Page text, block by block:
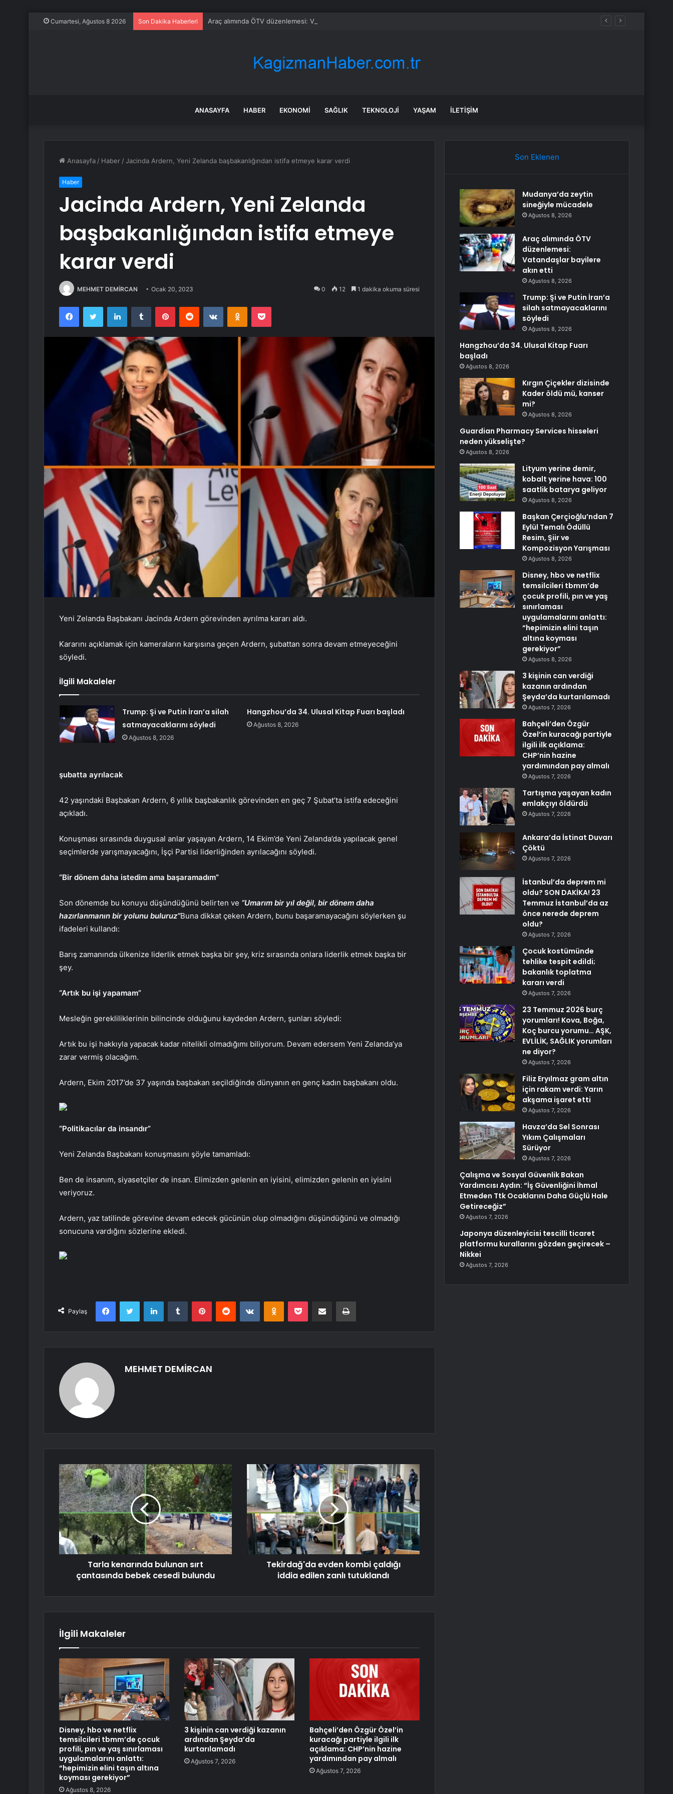
Cumartesi, Ağustos 8 2026 Son Dakika Haberleri Araç alımında ÖTV düzenlemesi: Vatandaşlar bayilere akın etti
ANASAYFA HABER EKONOMI SAĞLIK TEKNOLOJI YAŞAM İLETIŞIM
Anasayfa / Haber /Jacinda Ardern, Yeni Zelanda başbakanlığından istifa etmeye karar verdi
Haber
Jacinda Ardern, Yeni Zelanda
başbakanlığından istifa etmeye
karar verdi
MEHMET DEMİRCAN Ocak 20, 2023 0 12 1 dakika okuma süresi
FacebookTwitter LinkedInTumblr PinterestReddit VKontakteOdnoklassniki
Pocket
Yeni Zelanda Başbakanı Jacinda Ardern görevinden ayrılma kararı aldı.
Kararını açıklamak için kameraların karşısına geçen Ardern, şubattan sonra devam etmeyeceğini
söyledi.
İlgili Makaleler
Trump: Şi ve Putin İran’a silah
satmayacaklarını söyledi
Ağustos 8, 2026
Hangzhou’da 34. Ulusal Kitap Fuarı başladı
Ağustos 8, 2026
şubatta ayrılacak
42 yaşındaki Başbakan Ardern, 6 yıllık başbakanlık görevinden en geç 7 Şubat’ta istifa edeceğini
açıkladı.
Konuşması sırasında duygusal anlar yaşayan Ardern, 14 Ekim’de Yeni Zelanda’da yapılacak genel
seçimlerde yarışmayacağını, İşçi Partisi liderliğinden ayrılacağını söyledi.
“Bir dönem daha istedim ama başaramadım”
Son dönemde bu konuyu düşündüğünü belirten ve “Umarım bir yıl değil, bir dönem daha
hazırlanmanın bir yolunu buluruz”Buna dikkat çeken Ardern, bunu başaramayacağını söylerken şu
ifadeleri kullandı:
Barış zamanında ülkenize liderlik etmek başka bir şey, kriz sırasında onlara liderlik etmek başka bir
şey.
“Artık bu işi yapamam”
Mesleğin gerekliliklerinin bilincinde olduğunu kaydeden Ardern, şunları söyledi:
Artık bu işi hakkıyla yapacak kadar nitelikli olmadığımı biliyorum. Devam edersem Yeni Zelanda’ya
zarar vermiş olacağım.
Ardern, Ekim 2017’de 37 yaşında başbakan seçildiğinde dünyanın en genç kadın başbakanı oldu.
“Politikacılar da insandır”
Yeni Zelanda Başbakanı konuşmasını şöyle tamamladı:
Ben de insanım, siyasetçiler de insan. Elimizden gelenin en iyisini, elimizden gelenin en iyisini
veriyoruz.
Ardern, yaz tatilinde görevine devam edecek gücünün olup olmadığını düşündüğünü ve olmadığı
sonucuna vardığını sözlerine ekledi.
Paylaş
FacebookTwitter LinkedInTumblr PinterestReddit VKontakteOdnoklassniki
Pocket E-Posta ile paylaş Yazdır
MEHMET DEMİRCAN
Tarla kenarında bulunan sırt
çantasında bebek cesedi bulundu
Tekirdağ'da evden kombi çaldığı
iddia edilen zanlı tutuklandı
İlgili Makaleler
Disney, hbo ve netflix
temsilcileri tbmm’de çocuk
profili, pın ve yaş sınırlaması
uygulamalarını anlattı:
“hepimizin elini taşın altına
koyması gerekiyor”
Ağustos 8, 2026
3 kişinin can verdiği kazanın
ardından Şeyda’da
kurtarılamadı
Ağustos 7, 2026
Bahçeli’den Özgür Özel’in
kuracağı partiyle ilgili ilk
açıklama: CHP’nin hazine
yardımından pay almalı
Ağustos 7, 2026
Son Eklenen
Mudanya’da zeytin
sineğiyle mücadele
Ağustos 8, 2026
Araç alımında ÖTV
düzenlemesi:
Vatandaşlar bayilere
akın etti
Ağustos 8, 2026
Trump: Şi ve Putin İran’a
silah satmayacaklarını
söyledi
Ağustos 8, 2026
Hangzhou’da 34. Ulusal Kitap Fuarı
başladı
Ağustos 8, 2026
Kırgın Çiçekler dizisinde
Kader öldü mü, kanser
mi?
Ağustos 8, 2026
Guardian Pharmacy Services hisseleri
neden yükselişte?
Ağustos 8, 2026
Lityum yerine demir,
kobalt yerine hava: 100
saatlik batarya geliyor
Ağustos 8, 2026
Başkan Çerçioğlu’ndan 7
Eylül Temalı Ödüllü
Resim, Şiir ve
Kompozisyon Yarışması
Ağustos 8, 2026
Disney, hbo ve netflix
temsilcileri tbmm’de
çocuk profili, pın ve yaş
sınırlaması
uygulamalarını anlattı:
“hepimizin elini taşın
altına koyması
gerekiyor”
Ağustos 8, 2026
3 kişinin can verdiği
kazanın ardından
Şeyda’da kurtarılamadı
Ağustos 7, 2026
Bahçeli’den Özgür
Özel’in kuracağı partiyle
ilgili ilk açıklama:
CHP’nin hazine
yardımından pay almalı
Ağustos 7, 2026
Tartışma yaşayan kadın
emlakçıyı öldürdü
Ağustos 7, 2026
Ankara’da İstinat Duvarı
Çöktü
Ağustos 7, 2026
İstanbul’da deprem mi
oldu? SON DAKİKA! 23
Temmuz İstanbul’da az
önce nerede deprem
oldu?
Ağustos 7, 2026
Çocuk kostümünde
tehlike tespit edildi;
bakanlık toplatma
kararı verdi
Ağustos 7, 2026
23 Temmuz 2026 burç
yorumları! Kova, Boğa,
Koç burcu yorumu… AŞK,
EVLİLİK, SAĞLIK yorumları
ne diyor?
Ağustos 7, 2026
Filiz Eryılmaz gram altın
için rakam verdi: Yarın
akşama işaret etti
Ağustos 7, 2026
Havza’da Sel Sonrası
Yıkım Çalışmaları
Sürüyor
Ağustos 7, 2026
Çalışma ve Sosyal Güvenlik Bakan
Yardımcısı Aydın: “İş Güvenliğini İhmal
Etmeden Ttk Ocaklarını Daha Güçlü Hale
Getireceğiz”
Ağustos 7, 2026
Japonya düzenleyicisi tescilli ticaret
platformu kurallarını gözden geçirecek –
Nikkei
Ağustos 7, 2026